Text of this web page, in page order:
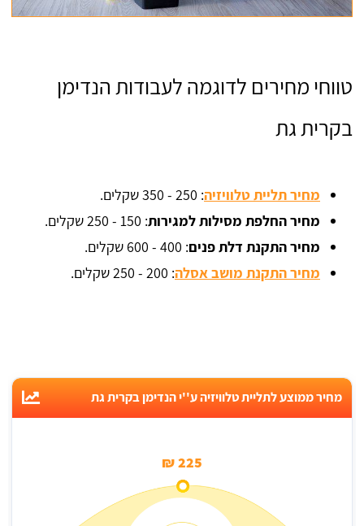
טווחי מחירים לדוגמה לעבודות הנדימן
בקרית גת
מחיר תליית טלוויזיה: 250 - 350 שקלים.
מחיר החלפת מסילות למגירות: 150 - 250 שקלים.
מחיר התקנת דלת פנים: 400 - 600 שקלים.
מחיר התקנת מושב אסלה: 200 - 250 שקלים.
מחיר ממוצע לתליית טלוויזיה ע''י הנדימן בקרית גת
225 ₪